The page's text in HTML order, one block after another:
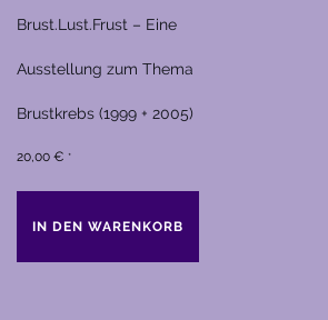
Brust.Lust.Frust – Eine
Ausstellung zum Thema
Brustkrebs (1999 + 2005)
20,00 € *
IN DEN WARENKORB